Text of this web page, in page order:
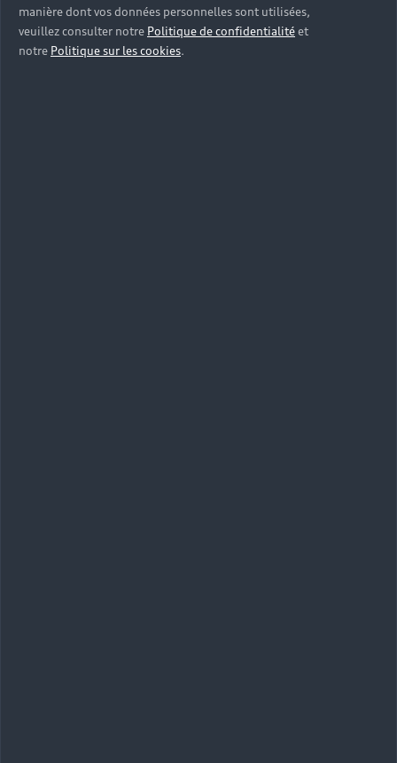
manière dont vos données personnelles sont utilisées,
veuillez consulter notre Politique de confidentialitéet
notre Politique sur les cookies.